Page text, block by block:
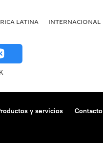
LATINA INTERNACIONAL
y servicios Contacto